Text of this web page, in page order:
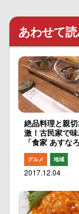
あわせて
絶品料理と親
激！古民家で
「食家 あすなろ
グルメ 地域
2017.12.04